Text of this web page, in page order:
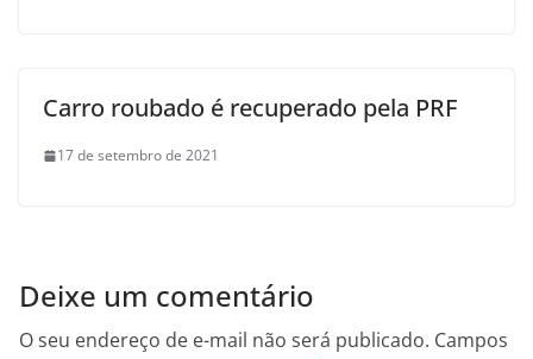
Carro roubado é recuperado pela PRF
17 de setembro de 2021
Deixe um comentário
O seu endereço de e-mail não será publicado. Campos